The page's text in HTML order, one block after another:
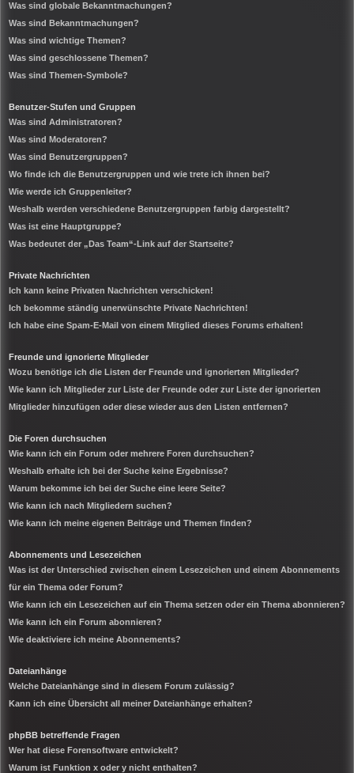
Was sind globale Bekanntmachungen?
Was sind Bekanntmachungen?
Was sind wichtige Themen?
Was sind geschlossene Themen?
Was sind Themen-Symbole?
Benutzer-Stufen und Gruppen
Was sind Administratoren?
Was sind Moderatoren?
Was sind Benutzergruppen?
Wo finde ich die Benutzergruppen und wie trete ich ihnen bei?
Wie werde ich Gruppenleiter?
Weshalb werden verschiedene Benutzergruppen farbig dargestellt?
Was ist eine Hauptgruppe?
Was bedeutet der „Das Team“-Link auf der Startseite?
Private Nachrichten
Ich kann keine Privaten Nachrichten verschicken!
Ich bekomme ständig unerwünschte Private Nachrichten!
Ich habe eine Spam-E-Mail von einem Mitglied dieses Forums erhalten!
Freunde und ignorierte Mitglieder
Wozu benötige ich die Listen der Freunde und ignorierten Mitglieder?
Wie kann ich Mitglieder zur Liste der Freunde oder zur Liste der ignorierten
Mitglieder hinzufügen oder diese wieder aus den Listen entfernen?
Die Foren durchsuchen
Wie kann ich ein Forum oder mehrere Foren durchsuchen?
Weshalb erhalte ich bei der Suche keine Ergebnisse?
Warum bekomme ich bei der Suche eine leere Seite?
Wie kann ich nach Mitgliedern suchen?
Wie kann ich meine eigenen Beiträge und Themen finden?
Abonnements und Lesezeichen
Was ist der Unterschied zwischen einem Lesezeichen und einem Abonnements
für ein Thema oder Forum?
Wie kann ich ein Lesezeichen auf ein Thema setzen oder ein Thema abonnieren?
Wie kann ich ein Forum abonnieren?
Wie deaktiviere ich meine Abonnements?
Dateianhänge
Welche Dateianhänge sind in diesem Forum zulässig?
Kann ich eine Übersicht all meiner Dateianhänge erhalten?
phpBB betreffende Fragen
Wer hat diese Forensoftware entwickelt?
Warum ist Funktion x oder y nicht enthalten?